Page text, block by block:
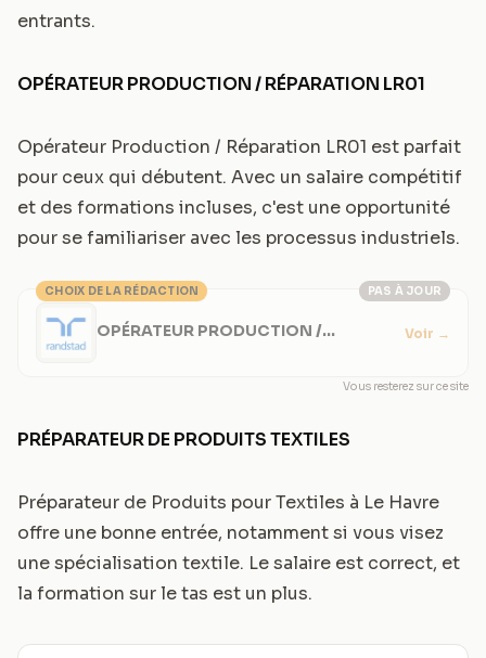
entrants.
OPÉRATEUR PRODUCTION / RÉPARATION LR01
Opérateur Production / Réparation LR01 est parfait
pour ceux qui débutent. Avec un salaire compétitif
et des formations incluses, c'est une opportunité
pour se familiariser avec les processus industriels.
PAS À JOUR
CHOIX DE LA RÉDACTION
OPÉRATEUR PRODUCTION /
Voir →
Vous resterez sur ce site
PRÉPARATEUR DE PRODUITS TEXTILES
Préparateur de Produits pour Textiles à Le Havre
offre une bonne entrée, notamment si vous visez
une spécialisation textile. Le salaire est correct, et
la formation sur le tas est un plus.